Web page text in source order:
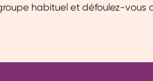
habituel et défoulez-vous